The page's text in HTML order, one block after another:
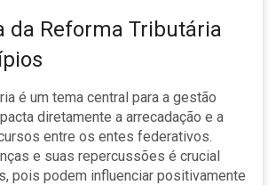
da Reforma Tributária
é um tema central para a gestão
diretamente a arrecadação e a
entre os entes federativos.
e suas repercussões é crucial
pois podem influenciar positivamente